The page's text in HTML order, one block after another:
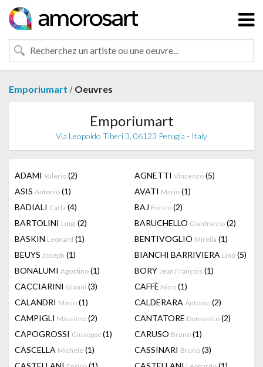
Emporiumart / Oeuvres
Emporiumart
Via Leopoldo Tiberi 3, 06123 Perugia - Italy
ADAMI Valerio (2) AGNETTI Vincenzo (5)
ASIS Antonio (1) AVATI Mario (1)
BADIALI Carla (4) BAJ Enrico (2)
BARTOLINI Luigi (2) BARUCHELLO Gianfranco (2)
BASKIN Leonard (1) BENTIVOGLIO Mirella (1)
BEUYS Joseph (1) BIANCHI BARRIVIERA Lino (5)
BONALUMI Agostino (1) BORY Jean François (1)
CACCIARINI Gianni (3) CAFFÈ Nino (1)
CALANDRI Mario (1) CALDERARA Antonio (2)
CAMPIGLI Massimo (2) CANTATORE Domenico (2)
CAPOGROSSI Giuseppe(1) CARUSO Bruno (1)
CASCELLA Michele (1) CASSINARI Bruno (3)